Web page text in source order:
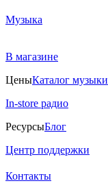
Музыка
В магазине
ЦеныКаталог музыки
In-store радио
РесурсыБлог
Центр поддержки
Контакты